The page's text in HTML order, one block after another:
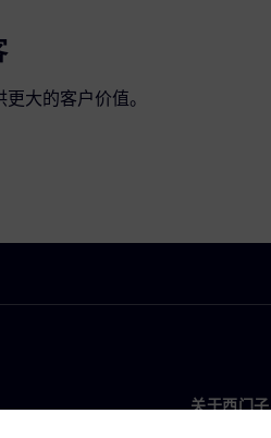
大的客户价值。
关于西门子